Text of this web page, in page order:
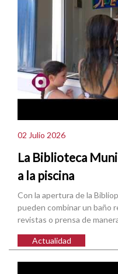
02 Julio 2026
La Biblioteca
a la piscina
Con la apertura de la
pueden combinar un baño
revistas o prensa de
Actualidad